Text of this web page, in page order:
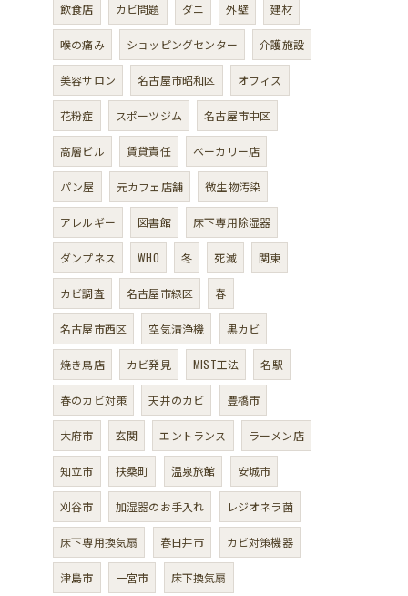
飲食店 カビ問題 ダニ 外壁 建材
喉の痛み ショッピングセンター 介護施設
美容サロン 名古屋市昭和区 オフィス
花粉症 スポーツジム 名古屋市中区
高層ビル 賃貸責任 ベーカリー店
パン屋 元カフェ店舗 微生物汚染
アレルギー 図書館 床下専用除湿器
ダンプネス WHO 冬 死滅 関東
カビ調査 名古屋市緑区 春
名古屋市西区 空気清浄機 黒カビ
焼き鳥店 カビ発見 MIST工法 名駅
春のカビ対策 天井のカビ 豊橋市
大府市 玄関 エントランス ラーメン店
知立市 扶桑町 温泉旅館 安城市
刈谷市 加湿器のお手入れ レジオネラ菌
床下専用換気扇 春日井市 カビ対策機器
津島市 一宮市 床下換気扇